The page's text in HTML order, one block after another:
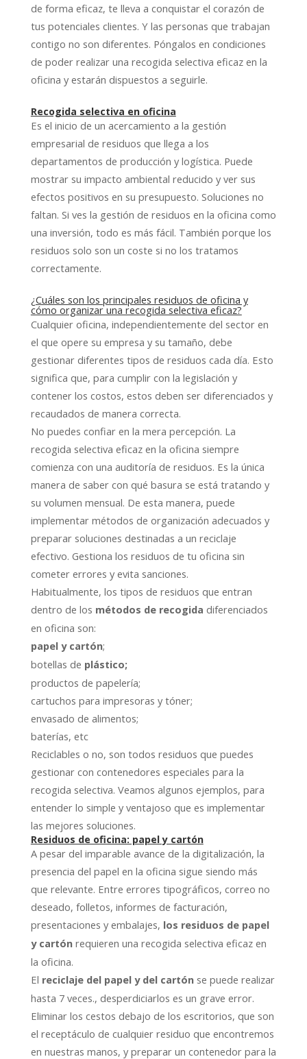
de forma eficaz, te lleva a conquistar el corazón de
tus potenciales clientes. Y las personas que trabajan
contigo no son diferentes. Póngalos en condiciones
de poder realizar una recogida selectiva eficaz en la
oficina y estarán dispuestos a seguirle.
Recogida selectiva en oficina
Es el inicio de un acercamiento a la gestión
empresarial de residuos que llega a los
departamentos de producción y logística. Puede
mostrar su impacto ambiental reducido y ver sus
efectos positivos en su presupuesto. Soluciones no
faltan. Si ves la gestión de residuos en la oficina como
una inversión, todo es más fácil. También porque los
residuos solo son un coste si no los tratamos
correctamente.
¿Cuáles son los principales residuos de oficina y
cómo organizar una recogida selectiva eficaz?
Cualquier oficina, independientemente del sector en
el que opere su empresa y su tamaño, debe
gestionar diferentes tipos de residuos cada día. Esto
significa que, para cumplir con la legislación y
contener los costos, estos deben ser diferenciados y
recaudados de manera correcta.
No puedes confiar en la mera percepción. La
recogida selectiva eficaz en la oficina siempre
comienza con una auditoría de residuos. Es la única
manera de saber con qué basura se está tratando y
su volumen mensual. De esta manera, puede
implementar métodos de organización adecuados y
preparar soluciones destinadas a un reciclaje
efectivo. Gestiona los residuos de tu oficina sin
cometer errores y evita sanciones.
Habitualmente, los tipos de residuos que entran
dentro de los métodos de recogida diferenciados
en oficina son:
papel y cartón;
botellas de plástico;
productos de papelería;
cartuchos para impresoras y tóner;
envasado de alimentos;
baterías, etc
Reciclables o no, son todos residuos que puedes
gestionar con contenedores especiales para la
recogida selectiva. Veamos algunos ejemplos, para
entender lo simple y ventajoso que es implementar
las mejores soluciones.
Residuos de oficina: papel y cartón
A pesar del imparable avance de la digitalización, la
presencia del papel en la oficina sigue siendo más
que relevante. Entre errores tipográficos, correo no
deseado, folletos, informes de facturación,
presentaciones y embalajes, los residuos de papel
y cartónrequieren una recogida selectiva eficaz en
la oficina.
El reciclaje del papel y del cartónse puede realizar
hasta 7 veces., desperdiciarlos es un grave error.
Eliminar los cestos debajo de los escritorios, que son
el receptáculo de cualquier residuo que encontremos
en nuestras manos, y preparar un contenedor para la